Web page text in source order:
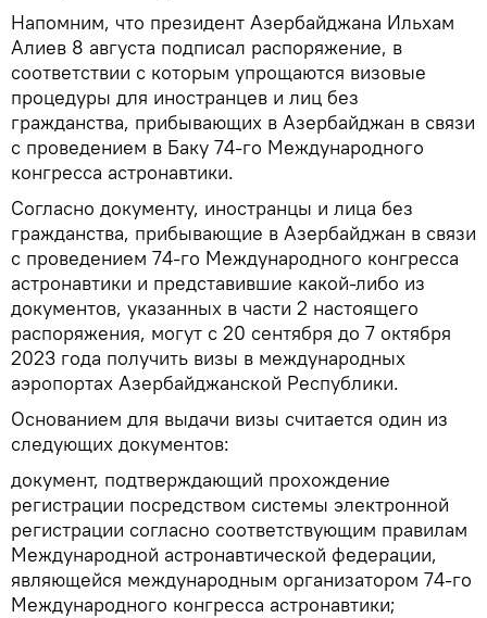
Напомним, что президент Азербайджана Ильхам
Алиев 8 августа подписал распоряжение, в
соответствии с которым упрощаются визовые
процедуры для иностранцев и лиц без
гражданства, прибывающих в Азербайджан в связи
с проведением в Баку 74-го Международного
конгресса астронавтики.
Согласно документу, иностранцы и лица без
гражданства, прибывающие в Азербайджан в связи
с проведением 74-го Международного конгресса
астронавтики и представившие какой-либо из
документов, указанных в части 2 настоящего
распоряжения, могут с 20 сентября до 7 октября
2023 года получить визы в международных
аэропортах Азербайджанской Республики.
Основанием для выдачи визы считается один из
следующих документов:
документ, подтверждающий прохождение
регистрации посредством системы электронной
регистрации согласно соответствующим правилам
Международной астронавтической федерации,
являющейся международным организатором 74-го
Международного конгресса астронавтики;